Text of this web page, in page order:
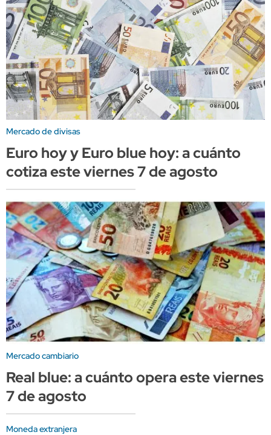
Mercado de divisas
Euro hoy y Euro blue hoy: a cuánto
cotiza este viernes 7 de agosto
Mercado cambiario
Real blue: a cuánto opera este viernes
7 de agosto
Moneda extranjera